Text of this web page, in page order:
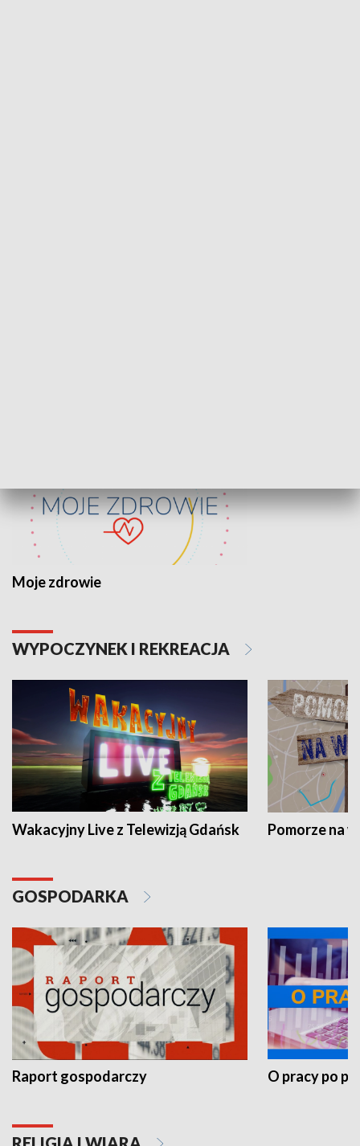
Moje zdrowie
WYPOCZYNEK I REKREACJA
Wakacyjny Live z Telewizją Gdańsk Pomorze na
GOSPODARKA
Raport gospodarczy O pracy po